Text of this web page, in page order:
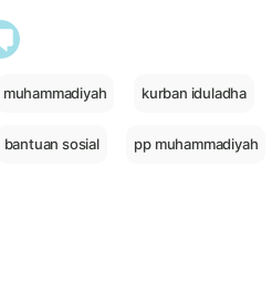
muhammadiyah kurban iduladha
bantuan sosial pp muhammadiyah